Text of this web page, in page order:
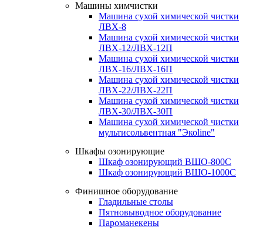
Машины химчистки
Машина сухой химической чистки
ЛВХ-8
Машина сухой химической чистки
ЛВХ-12/ЛВХ-12П
Машина сухой химической чистки
ЛВХ-16/ЛВХ-16П
Машина сухой химической чистки
ЛВХ-22/ЛВХ-22П
Машина сухой химической чистки
ЛВХ-30/ЛВХ-30П
Машина сухой химической чистки
мультисольвентная "Экоline"
Шкафы озонирующие
Шкаф озонирующий ВШО-800С
Шкаф озонирующий ВШО-1000С
Финишное оборудование
Гладильные столы
Пятновыводное оборудование
Пароманекены